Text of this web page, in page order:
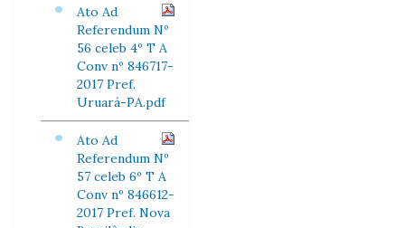
Ato Ad
Referendum Nº
56 celeb 4º T A
Conv nº 846717-
2017 Pref.
Uruará-PA.pdf
Ato Ad
Referendum Nº
57 celeb 6º T A
Conv nº 846612-
2017 Pref. Nova